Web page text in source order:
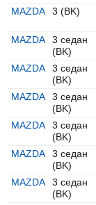
MAZDA
3 (BK)
MAZDA
3 седан
(BK)
MAZDA
3 седан
(BK)
MAZDA
3 седан
(BK)
MAZDA
3 седан
(BK)
MAZDA
3 седан
(BK)
MAZDA
3 седан
(BK)